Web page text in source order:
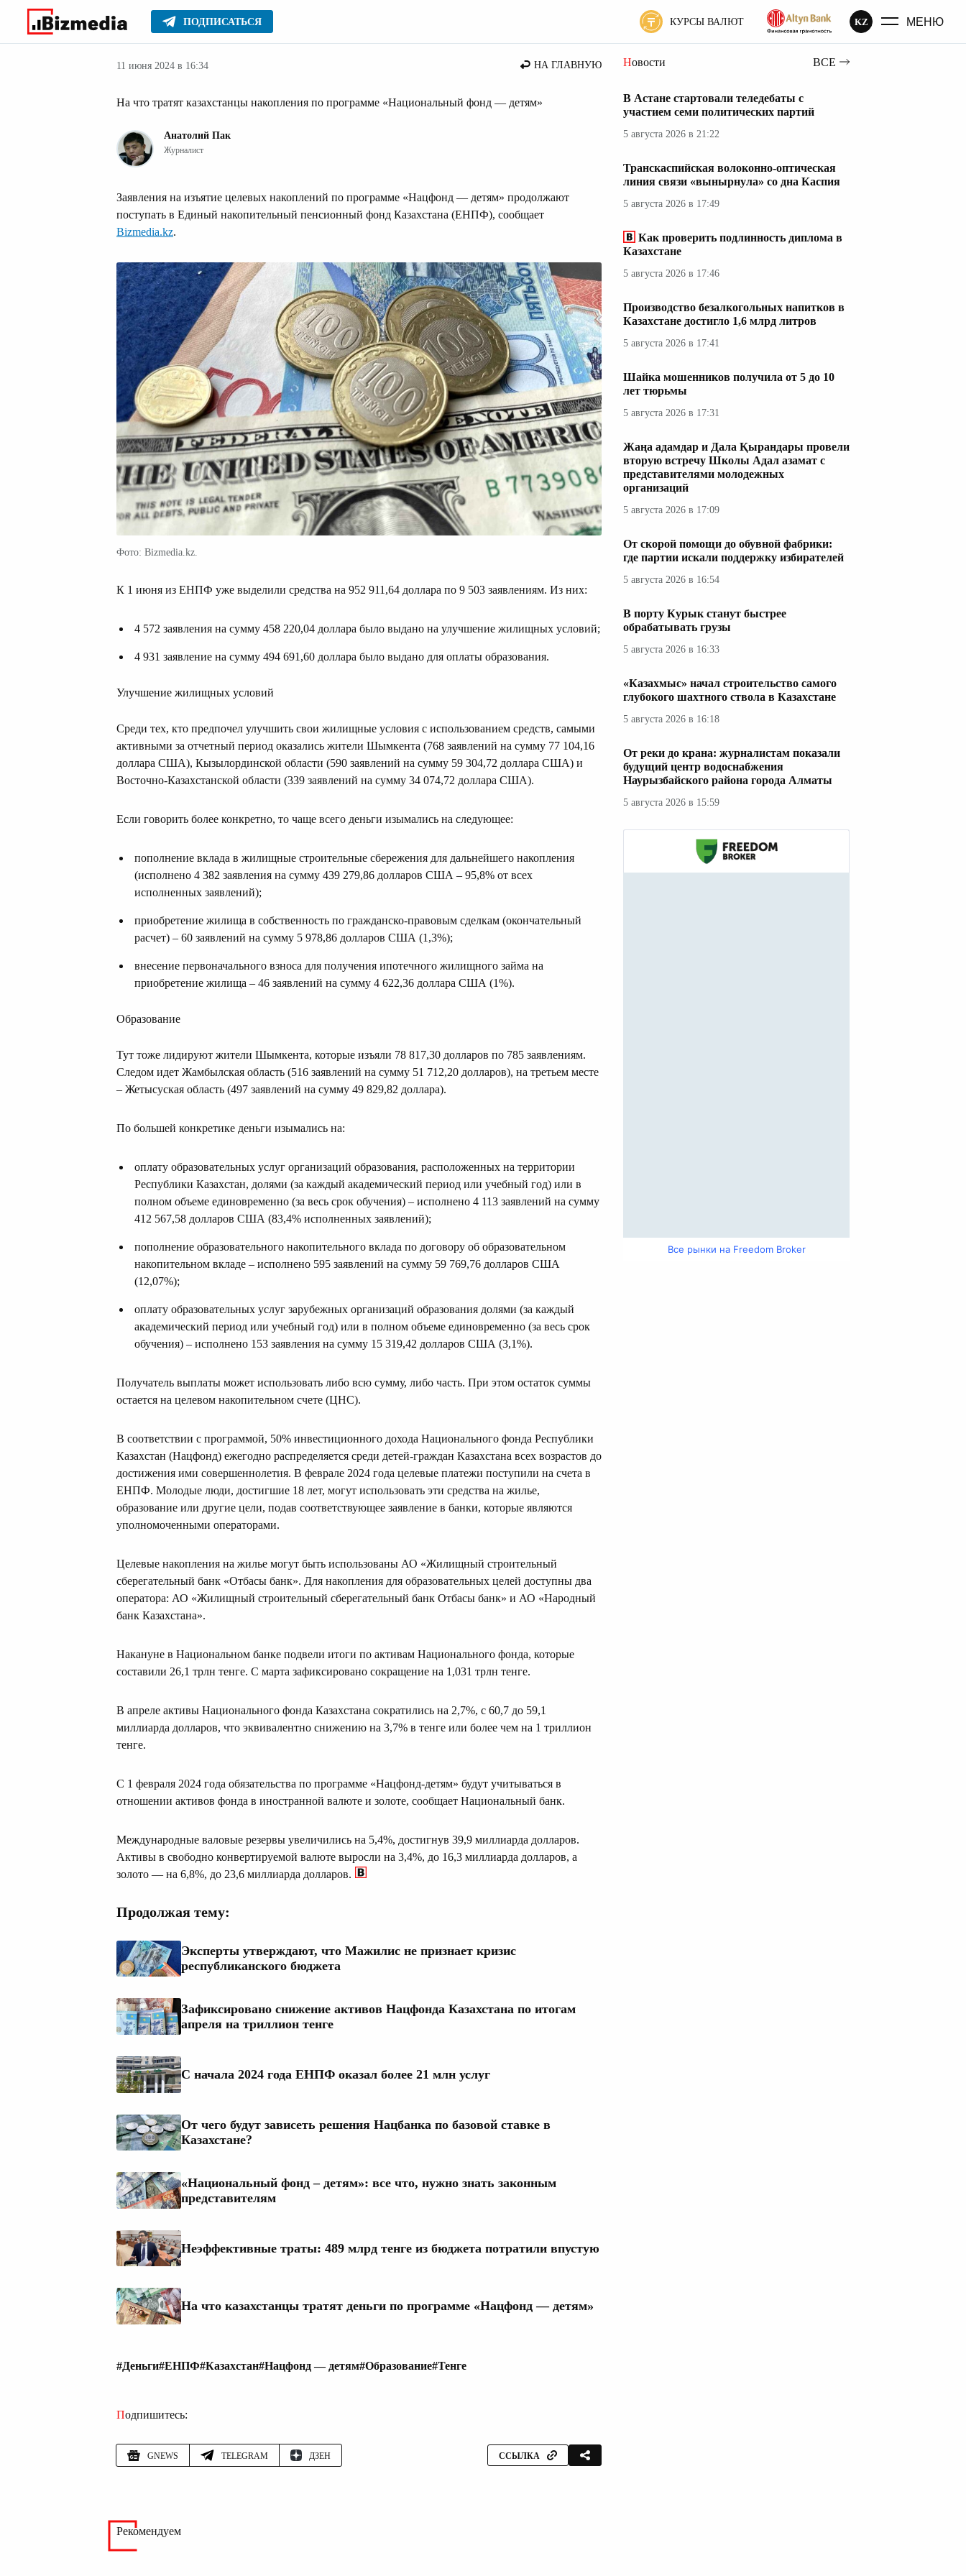
ПОДПИСАТЬСЯ КУРСЫ ВАЛЮТ KZ МЕНЮ
Главное Новости Новости Казахстана
11 июня 2024 в 16:34 НА ГЛАВНУЮ
На что тратят казахстанцы накопления по программе «Национальный фонд — детям»
Анатолий Пак
Журналист
Заявления на изъятие целевых накоплений по программе «Нацфонд — детям» продолжают
поступать в Единый накопительный пенсионный фонд Казахстана (ЕНПФ), сообщает
Bizmedia.kz.
Фото: Bizmedia.kz.
К 1 июня из ЕНПФ уже выделили средства на 952 911,64 доллара по 9 503 заявлениям. Из них:
4 572 заявления на сумму 458 220,04 доллара было выдано на улучшение жилищных условий;
4 931 заявление на сумму 494 691,60 доллара было выдано для оплаты образования.
Улучшение жилищных условий
Среди тех, кто предпочел улучшить свои жилищные условия с использованием средств, самыми
активными за отчетный период оказались жители Шымкента (768 заявлений на сумму 77 104,16
доллара США), Кызылординской области (590 заявлений на сумму 59 304,72 доллара США) и
Восточно-Казахстанской области (339 заявлений на сумму 34 074,72 доллара США).
Если говорить более конкретно, то чаще всего деньги изымались на следующее:
пополнение вклада в жилищные строительные сбережения для дальнейшего накопления
(исполнено 4 382 заявления на сумму 439 279,86 долларов США – 95,8% от всех
исполненных заявлений);
приобретение жилища в собственность по гражданско-правовым сделкам (окончательный
расчет) – 60 заявлений на сумму 5 978,86 долларов США (1,3%);
внесение первоначального взноса для получения ипотечного жилищного займа на
приобретение жилища – 46 заявлений на сумму 4 622,36 доллара США (1%).
Образование
Тут тоже лидируют жители Шымкента, которые изъяли 78 817,30 долларов по 785 заявлениям.
Следом идет Жамбылская область (516 заявлений на сумму 51 712,20 долларов), на третьем месте
– Жетысуская область (497 заявлений на сумму 49 829,82 доллара).
По большей конкретике деньги изымались на:
оплату образовательных услуг организаций образования, расположенных на территории
Республики Казахстан, долями (за каждый академический период или учебный год) или в
полном объеме единовременно (за весь срок обучения) – исполнено 4 113 заявлений на сумму
412 567,58 долларов США (83,4% исполненных заявлений);
пополнение образовательного накопительного вклада по договору об образовательном
накопительном вкладе – исполнено 595 заявлений на сумму 59 769,76 долларов США
(12,07%);
оплату образовательных услуг зарубежных организаций образования долями (за каждый
академический период или учебный год) или в полном объеме единовременно (за весь срок
обучения) – исполнено 153 заявления на сумму 15 319,42 долларов США (3,1%).
Получатель выплаты может использовать либо всю сумму, либо часть. При этом остаток суммы
остается на целевом накопительном счете (ЦНС).
В соответствии с программой, 50% инвестиционного дохода Национального фонда Республики
Казахстан (Нацфонд) ежегодно распределяется среди детей-граждан Казахстана всех возрастов до
достижения ими совершеннолетия. В феврале 2024 года целевые платежи поступили на счета в
ЕНПФ. Молодые люди, достигшие 18 лет, могут использовать эти средства на жилье,
образование или другие цели, подав соответствующее заявление в банки, которые являются
уполномоченными операторами.
Целевые накопления на жилье могут быть использованы АО «Жилищный строительный
сберегательный банк «Отбасы банк». Для накопления для образовательных целей доступны два
оператора: АО «Жилищный строительный сберегательный банк Отбасы банк» и АО «Народный
банк Казахстана».
Накануне в Национальном банке подвели итоги по активам Национального фонда, которые
составили 26,1 трлн тенге. С марта зафиксировано сокращение на 1,031 трлн тенге.
В апреле активы Национального фонда Казахстана сократились на 2,7%, с 60,7 до 59,1
миллиарда долларов, что эквивалентно снижению на 3,7% в тенге или более чем на 1 триллион
тенге.
С 1 февраля 2024 года обязательства по программе «Нацфонд-детям» будут учитываться в
отношении активов фонда в иностранной валюте и золоте, сообщает Национальный банк.
Международные валовые резервы увеличились на 5,4%, достигнув 39,9 миллиарда долларов.
Активы в свободно конвертируемой валюте выросли на 3,4%, до 16,3 миллиарда долларов, а
золото — на 6,8%, до 23,6 миллиарда долларов.
Продолжая тему:
Эксперты утверждают, что Мажилис не признает кризис
республиканского бюджета
Зафиксировано снижение активов Нацфонда Казахстана по итогам
апреля на триллион тенге
С начала 2024 года ЕНПФ оказал более 21 млн услуг
От чего будут зависеть решения Нацбанка по базовой ставке в
Казахстане?
«Национальный фонд – детям»: все что, нужно знать законным
представителям
Неэффективные траты: 489 млрд тенге из бюджета потратили впустую
На что казахстанцы тратят деньги по программе «Нацфонд — детям»
#Деньги#ЕНПФ#Казахстан#Нацфонд — детям#Образование#Тенге
Подпишитесь:
GNEWS TELEGRAM ДЗЕН ССЫЛКА
Новости ВСЕ
В Астане стартовали теледебаты с
участием семи политических партий
5 августа 2026 в 21:22
Транскаспийская волоконно-оптическая
линия связи «вынырнула» со дна Каспия
5 августа 2026 в 17:49
Как проверить подлинность диплома в
Казахстане
5 августа 2026 в 17:46
Производство безалкогольных напитков в
Казахстане достигло 1,6 млрд литров
5 августа 2026 в 17:41
Шайка мошенников получила от 5 до 10
лет тюрьмы
5 августа 2026 в 17:31
Жаңа адамдар и Дала Қырандары провели
вторую встречу Школы Адал азамат с
представителями молодежных
организаций
5 августа 2026 в 17:09
От скорой помощи до обувной фабрики:
где партии искали поддержку избирателей
5 августа 2026 в 16:54
В порту Курык станут быстрее
обрабатывать грузы
5 августа 2026 в 16:33
«Казахмыс» начал строительство самого
глубокого шахтного ствола в Казахстане
5 августа 2026 в 16:18
От реки до крана: журналистам показали
будущий центр водоснабжения
Наурызбайского района города Алматы
5 августа 2026 в 15:59
Все рынки на Freedom Broker
Рекомендуем